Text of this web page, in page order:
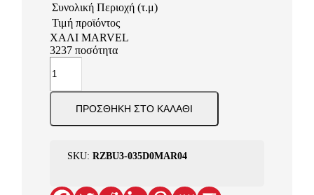
Συνολική Περιοχή (τ.μ)
Τιμή προϊόντος
ΧΑΛΙ MARVEL
3237 ποσότητα
ΠΡΟΣΘΉΚΗ ΣΤΟ ΚΑΛΆΘΙ
SKU: RZBU3-035D0MAR04